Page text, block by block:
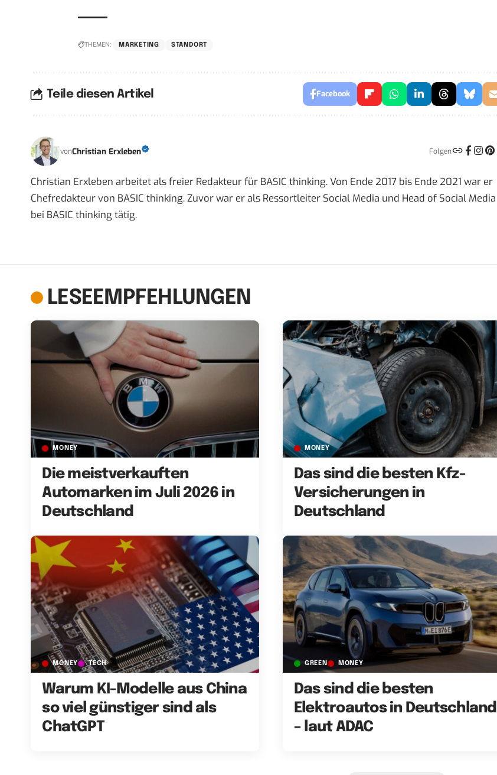
THEMEN: MARKETING STANDORT
Teile diesen Artikel Facebook
vonChristian Erxleben Folgen
Christian Erxleben arbeitet als freier Redakteur für BASIC thinking. Von Ende 2017 bis Ende 2021 war er
Chefredakteur von BASIC thinking. Zuvor war er als Ressortleiter Social Media und Head of Social Media
bei BASIC thinking tätig.
LESEEMPFEHLUNGEN
MONEY
Die meistverkauften
Automarken im Juli 2026 in
Deutschland
MONEY
Das sind die besten Kfz-
Versicherungen in
Deutschland
MONEY TECH
Warum KI-Modelle aus China
so viel günstiger sind als
ChatGPT
GREEN MONEY
Das sind die besten
Elektroautos in Deutschland
– laut ADAC